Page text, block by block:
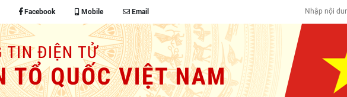
Facebook Mobile Email